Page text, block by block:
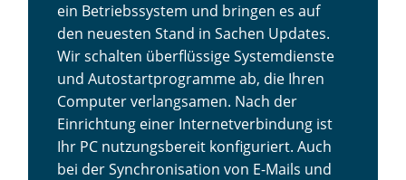
ein Betriebssystem und bringen es auf
den neuesten Stand in Sachen Updates.
Wir schalten überflüssige Systemdienste
und Autostartprogramme ab, die Ihren
Computer verlangsamen. Nach der
Einrichtung einer Internetverbindung ist
Ihr PC nutzungsbereit konfiguriert. Auch
bei der Synchronisation von E-Mails und